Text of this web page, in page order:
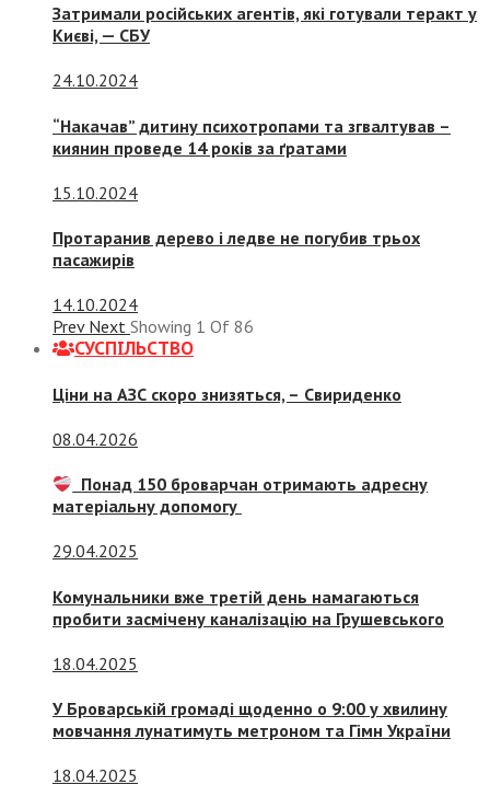
Затримали російських агентів, які готували теракт у
Києві, — СБУ
24.10.2024
“Накачав” дитину психотропами та згвалтував –
киянин проведе 14 років за ґратами
15.10.2024
Протаранив дерево і ледве не погубив трьох
пасажирів
14.10.2024
Prev Next Showing 1 Of 86
СУСПIЛЬСТВО
Ціни на АЗС скоро знизяться, – Свириденко
08.04.2026
Понад 150 броварчан отримають адресну
матеріальну допомогу
29.04.2025
Комунальники вже третій день намагаються
пробити засмічену каналізацію на Грушевського
18.04.2025
У Броварській громаді щоденно о 9:00 у хвилину
мовчання лунатимуть метроном та Гімн України
18.04.2025